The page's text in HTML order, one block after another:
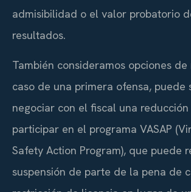
admisibilidad o el valor probatorio
resultados.
También consideramos opciones de
caso de una primera ofensa, puede
negociar con el fiscal una
participar en el programa VASAP
Safety Action Program), que puede
suspensión de parte de la pena de